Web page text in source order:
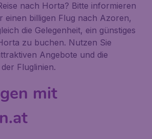
nach Horta? Bitte informieren
einen billigen Flug nach Azoren,
die Gelegenheit, ein günstiges
zu buchen. Nutzen Sie
Angebote und die
Fluglinien.
mit